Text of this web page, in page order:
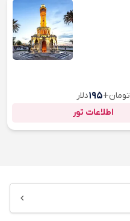
تومان+۱۹۵دلار
اطلاعات تور